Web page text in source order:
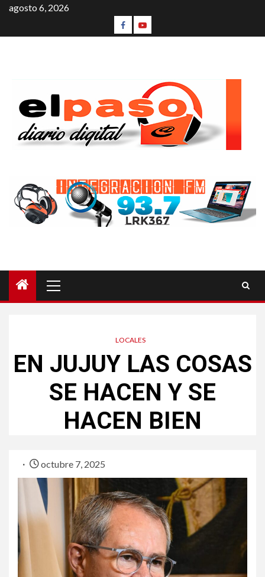
agosto 6, 2026
LOCALES
EN JUJUY LAS COSAS
SE HACEN Y SE
HACEN BIEN
octubre 7, 2025